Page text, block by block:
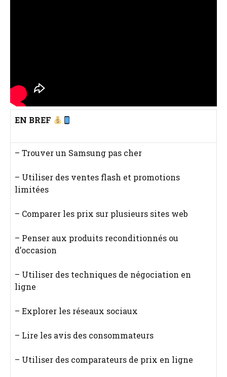
EN BREF
– Trouver un Samsung pas cher
– Utiliser des ventes flash et promotions
limitées
– Comparer les prix sur plusieurs sites web
– Penser aux produits reconditionnés ou
d’occasion
– Utiliser des techniques de négociation en
ligne
– Explorer les réseaux sociaux
– Lire les avis des consommateurs
– Utiliser des comparateurs de prix en ligne